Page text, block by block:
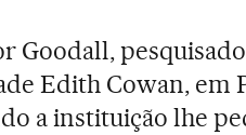
Goodall,
Edith Cowan, em
a instituição lhe